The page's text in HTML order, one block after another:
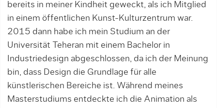
bereits in meiner Kindheit geweckt, als ich Mitglied
in einem öffentlichen Kunst-Kulturzentrum war.
2015 dann habe ich mein Studium an der
Universität Teheran mit einem Bachelor in
Industriedesign abgeschlossen, da ich der Meinung
bin, dass Design die Grundlage für alle
künstlerischen Bereiche ist. Während meines
Masterstudiums entdeckte ich die Animation als